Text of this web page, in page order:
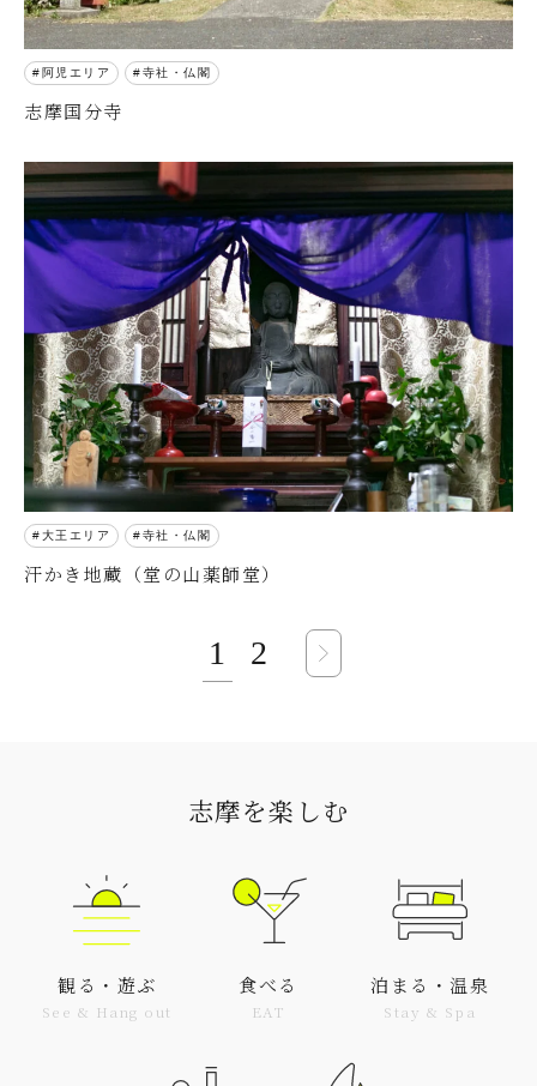
阿児エリア 寺社・仏閣
志摩国分寺
大王エリア 寺社・仏閣
汗かき地蔵（堂の山薬師堂）
1 2
志摩を楽しむ
観る・遊ぶ
See & Hang out
食べる
EAT
泊まる・温泉
Stay & Spa